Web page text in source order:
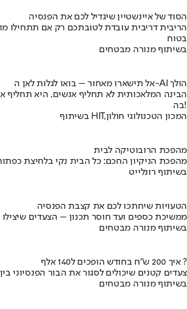
הסוד של איינשטיין שיגדיל לכם את הפנסיה
הריבית דריבית עובדת לטובתכם רק אם תתחילו
בטוח
בשיתוף מנורה מבטחים
אל תישארו מאחור – בואו לגלות לאן ה-AI הולך
הבינה המלאכותית לא תחליף אנשים, היא
בה!
בשיתוף HIT,המכון הטכנולוגי חולון
מהפכת הרובוטיקה לבית
מהפכת הניקיון החכם: כל הבית נקי בלחיצת
בשיתוף רונלייט
הטעויות שיחתכו לכם את קצבת הפנסיה
ממשיכת כספים ועד חוסר תכנון – הצעדים
בשיתוף מנורה מבטחים
איך 200 ש"ח בחודש הופכים ל140 אלף ?
צעדים קטנים שיכולים לסגור את הבור הפנסיוני
בשיתוף מנורה מבטחים